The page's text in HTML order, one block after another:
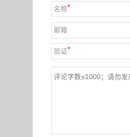
名称*
邮箱
验证*